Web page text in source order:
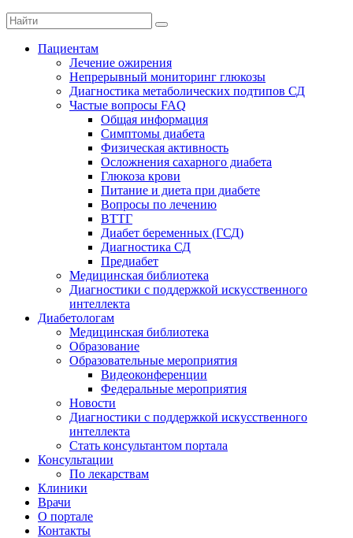
Пациентам
Лечение ожирения
Непрерывный мониторинг глюкозы
Диагностика метаболических подтипов СД
Частые вопросы FAQ
Общая информация
Симптомы диабета
Физическая активность
Осложнения сахарного диабета
Глюкоза крови
Питание и диета при диабете
Вопросы по лечению
ВТТГ
Диабет беременных (ГСД)
Диагностика СД
Предиабет
Медицинская библиотека
Диагностики с поддержкой искусственного
интеллекта
Диабетологам
Медицинская библиотека
Образование
Образовательные мероприятия
Видеоконференции
Федеральные мероприятия
Новости
Диагностики с поддержкой искусственного
интеллекта
Стать консультантом портала
Консультации
По лекарствам
Клиники
Врачи
О портале
Контакты